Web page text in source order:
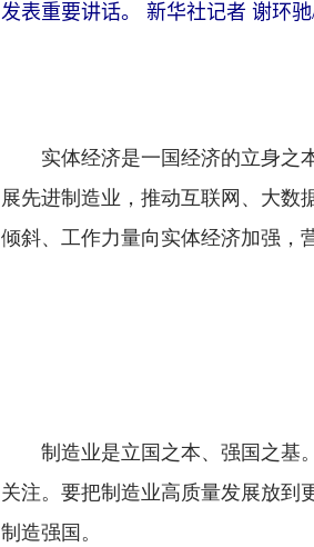
发表重要讲话。 新华社记者 谢环
实体经济是一国经济的立身之本
展先进制造业，推动互联网、大
倾斜、工作力量向实体经济加强，
制造业是立国之本、强国之基。
关注。要把制造业高质量发展放到
制造强国。